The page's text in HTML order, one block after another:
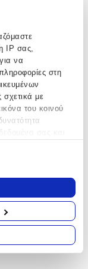
IP σας,
να
στη
σχετικά με
του κοινού
τη γεωγραφική
σε
ενεργά
αποτύπωμα)
των
προτιμήσεις σας